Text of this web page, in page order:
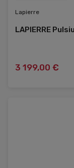
Lapierre
LAPIERRE
3 199,00 €